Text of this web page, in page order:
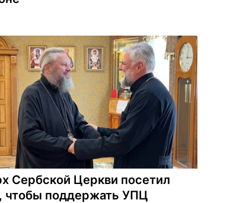
Сербской Церкви посетил
поддержать УПЦ